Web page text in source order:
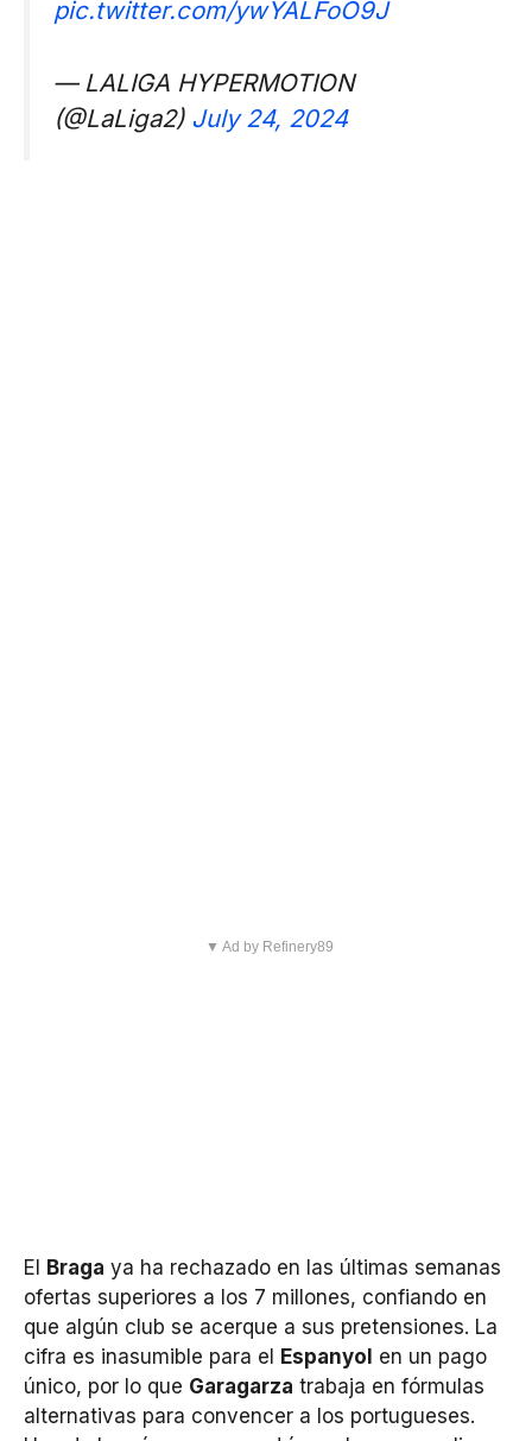
pic.twitter.com/ywYALFoO9J
— LALIGA HYPERMOTION
(@LaLiga2) July 24, 2024
▼ Ad by Refinery89
El Braga ya ha rechazado en las últimas semanas
ofertas superiores a los 7 millones, confiando en
que algún club se acerque a sus pretensiones. La
cifra es inasumible para el
Espanyol en un pago
único, por lo que Garagarza trabaja en fórmulas
alternativas para convencer a los portugueses.